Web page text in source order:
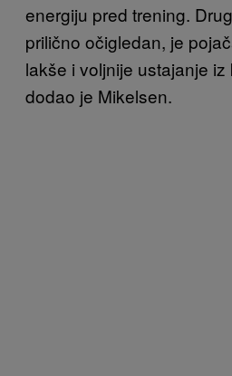
energiju pred trening.
prilično očigledan, je
lakše i voljnije ustajanje iz
dodao je Mikelsen.